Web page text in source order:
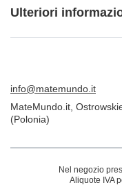
Ulteriori
info@matemundo.it
MateMundo.it
(Polonia)
Nel negozio
Aliquote IVA